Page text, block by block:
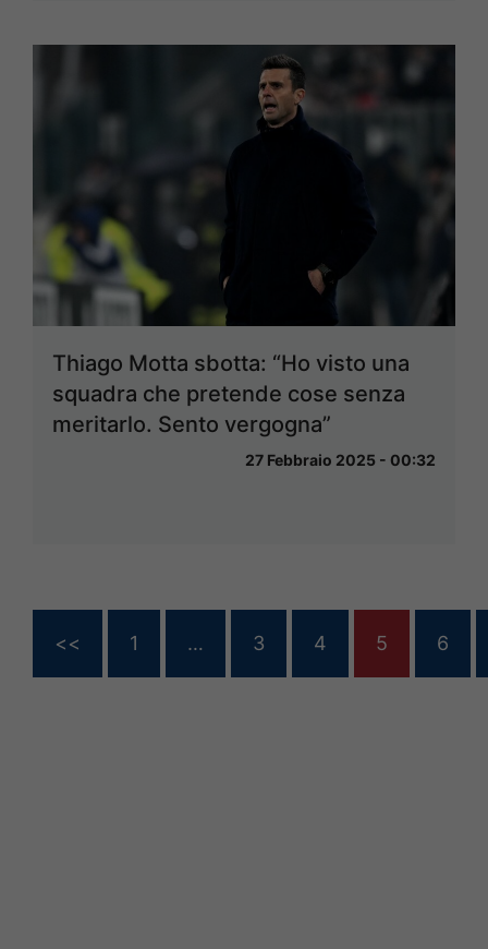
Thiago Motta sbotta: “Ho visto una
squadra che pretende cose senza
meritarlo. Sento vergogna”
27 Febbraio 2025 - 00:32
<< 1 … 3 4 5 6